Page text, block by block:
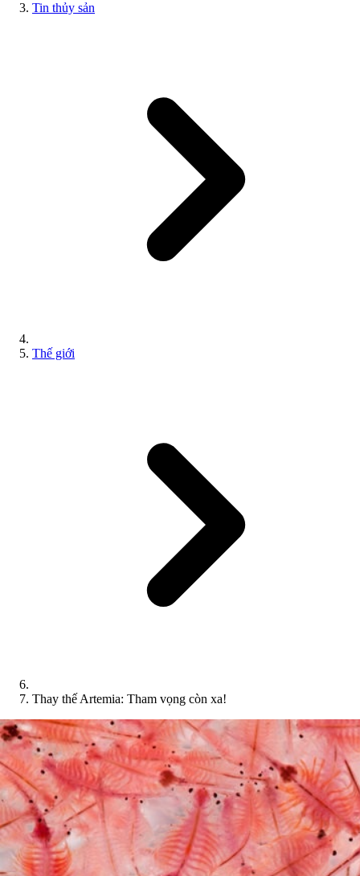
Tin thủy sản
Thế giới
Thay thế Artemia: Tham vọng còn xa!